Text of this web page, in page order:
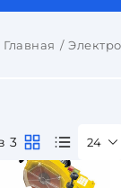
Главная
3 24